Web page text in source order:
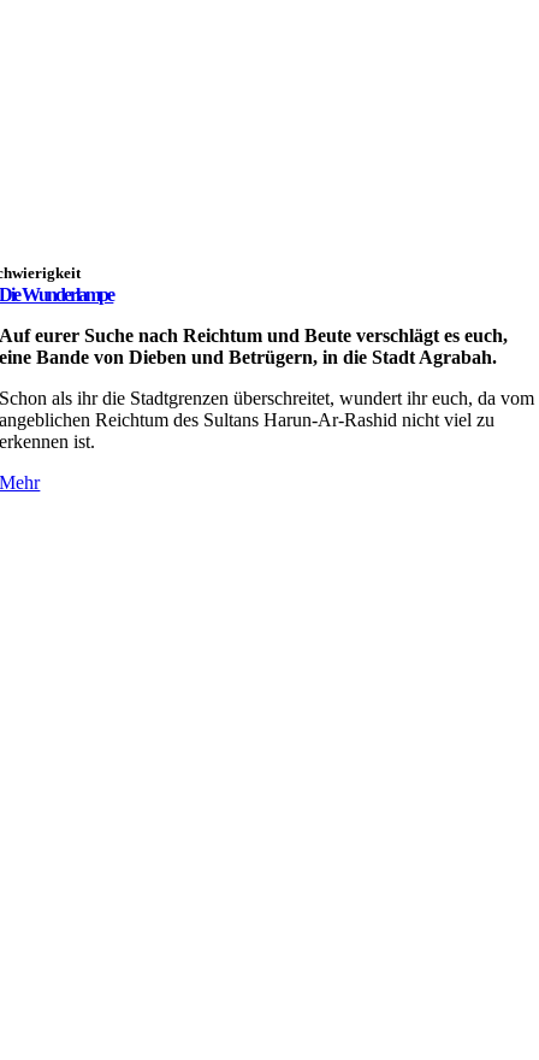
Die Wunderlampe
Auf eurer Suche nach Reichtum und Beute verschlägt es euch,
eine Bande von Dieben und Betrügern, in die Stadt Agrabah.
Schon als ihr die Stadtgrenzen überschreitet, wundert ihr euch, da vom
angeblichen Reichtum des Sultans Harun-Ar-Rashid nicht viel zu
erkennen ist.
Mehr